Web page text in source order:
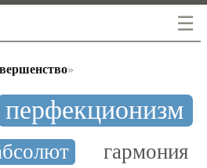
☰
»
перфекционизм
гармония